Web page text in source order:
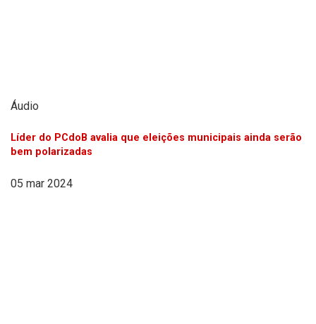
Áudio
Líder do PCdoB avalia que eleições municipais ainda serão
bem polarizadas
05 mar 2024